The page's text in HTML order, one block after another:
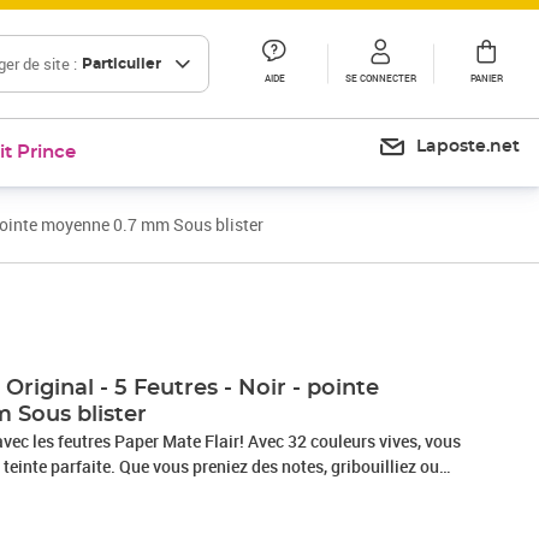
de site : Particulier
AIDE SE CONNECTER PANIER
Prince Laposte.net
moyenne 0.7 mm Sous blister
Original - 5 Feutres - Noir - pointe
Sous blister
les feutres Paper Mate Flair! Avec 32 couleurs vives, vous
parfaite. Que vous preniez des notes, gribouilliez ou
d'eau et à séchage rapide, résiste aux taches et ne